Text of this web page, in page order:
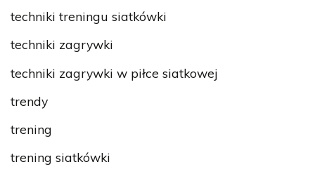
techniki treningu siatkówki
techniki zagrywki
techniki zagrywki w piłce siatkowej
trendy
trening
trening siatkówki